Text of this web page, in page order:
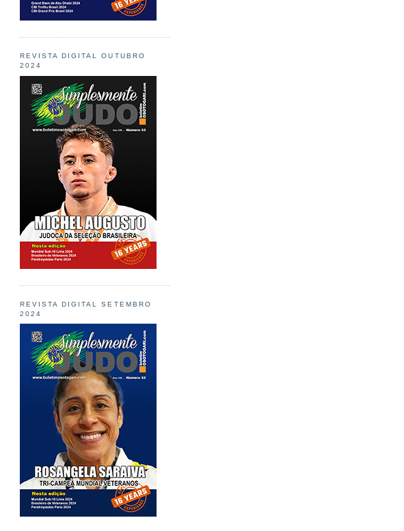
REVISTA DIGITAL OUTUBRO
2024
REVISTA DIGITAL SETEMBRO
2024